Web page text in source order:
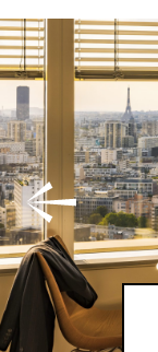
BLICK AUF
SEINE